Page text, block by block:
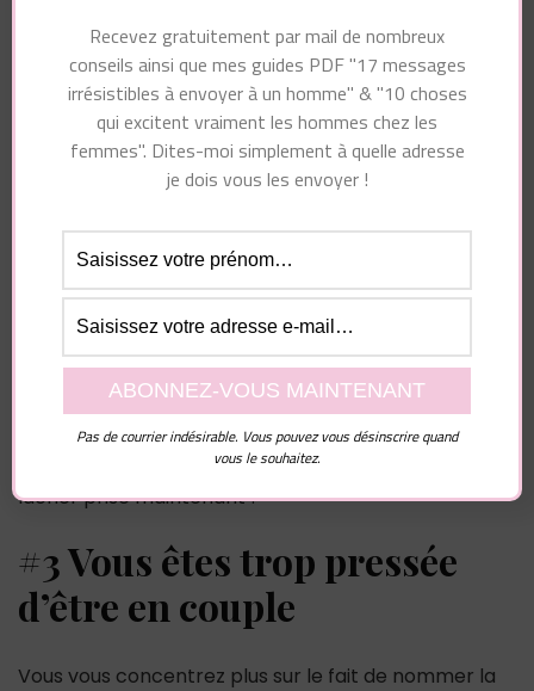
Malheureusement ou heureusement, aucun mec qui
se respecte ne passerait sa vie entière à rassurer
une femme qui a peur de le perdre et qui n’a aucune
estime d’elle-même.
Soyez plus fun, plus optimiste, dans une meilleure
énergie lors de vos rendez-vous et laissez partir
toutes ces peurs.
Il ne s’agit pas de nier le fait que vous avez souffert ni
d’oublier… il s’agit de tourner la page et de s’ouvrir à
Vos mésaventures vous ont permis d’apprendre des
leçons qui vous protègeront à l’avenir. Vous pouvez
lâcher prise maintenant !
#3 Vous êtes trop pressée
d’être en couple
Vous vous concentrez plus sur le fait de nommer la
Recevez gratuitement par mail de nombreux
conseils ainsi que mes guides PDF "17 messages
irrésistibles à envoyer à un homme" & "10 choses
qui excitent vraiment les hommes chez les
femmes". Dites-moi simplement à quelle adresse
je dois vous les envoyer !
Pas de courrier indésirable. Vous pouvez vous désinscrire quand
vous le souhaitez.